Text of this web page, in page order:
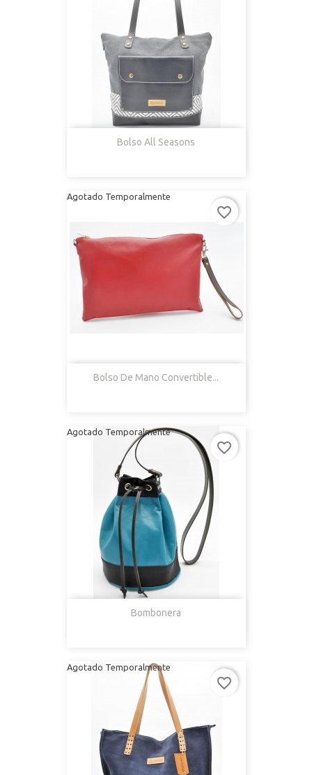
Bolso All Seasons
Bolso De Mano Convertible...
Agotado Temporalmente
favorite_border
Bombonera
Agotado Temporalmente
favorite_border
Agotado Temporalmente
favorite_border